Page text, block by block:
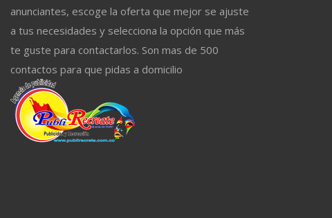
anunciantes, escoge la oferta que mejor se ajuste
a tus necesidades y selecciona la opción que más
te guste para contactarlos. Son mas de 500
contactos para que pidas a domicilio